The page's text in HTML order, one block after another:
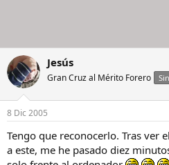
Jesús
Gran Cruz al Mérito Forero
8 Dic 2005
Tengo que reconocerlo. Tras ver
a este, me he pasado diez